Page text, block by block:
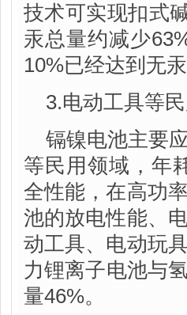
技术可实现扣式
汞总量约减少
10%已经达到无
3.电动工具等
镉镍电池主要
等民用领域，年
全性能，在高功
池的放电性能、
动工具、电动玩
力锂离子电池与
量46%。